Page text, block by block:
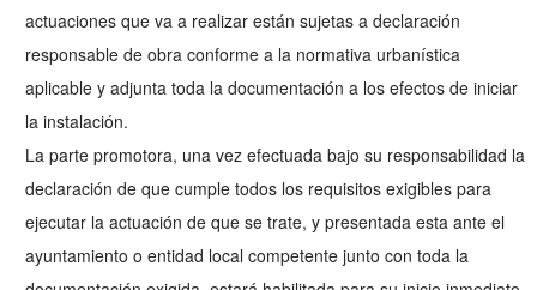
actuaciones que va a realizar están sujetas a declaración
responsable de obra conforme a la normativa urbanística
aplicable y adjunta toda la documentación a los efectos de iniciar
la instalación.
La parte promotora, una vez efectuada bajo su responsabilidad la
declaración de que cumple todos los requisitos exigibles para
ejecutar la actuación de que se trate, y presentada esta ante el
ayuntamiento o entidad local competente junto con toda la